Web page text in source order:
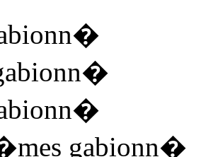
�
�
�
gabionn�